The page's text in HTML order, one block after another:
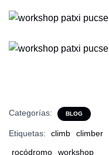
Categorías: BLOG
Etiquetas: climb climber
rocódromo
workshop